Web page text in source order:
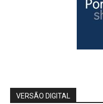
VERSÃO DIGITAL